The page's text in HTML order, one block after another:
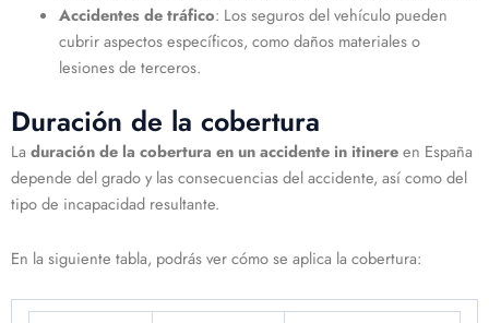
Accidentes de tráfico: Los seguros del vehículo pueden
cubrir aspectos específicos, como daños materiales o
lesiones de terceros.
Duración de la cobertura
La duración de la cobertura en un accidente in itinereen España
depende del grado y las consecuencias del accidente, así como del
tipo de incapacidad resultante.
En la siguiente tabla, podrás ver cómo se aplica la cobertura: